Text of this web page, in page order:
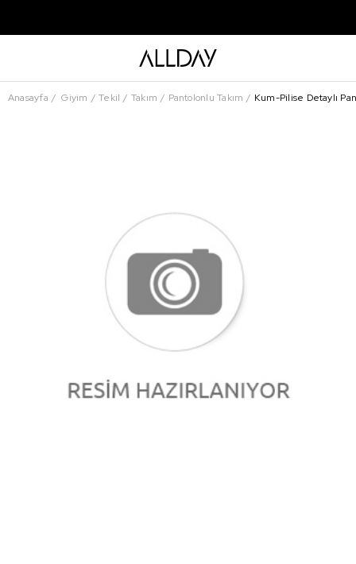
Anasayfa Giyim Tekil Takım Pantolonlu Takım Kum-Pilise Detaylı